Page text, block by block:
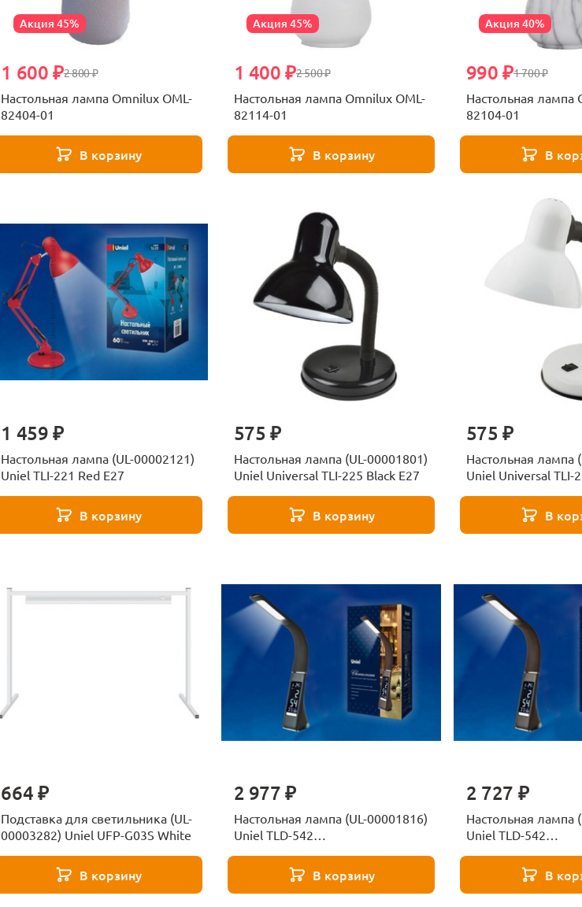
Акция 45%
2 800 ₽
1 600 ₽
Настольная лампа Omnilux OML-
82404-01
В корзину
Акция 45%
2 500 ₽
1 400 ₽
Настольная лампа Omnilux OML-
82114-01
В корзину
Акция 40%
1 700 ₽
990 ₽
Настольная лампа
82104-01
В
1 459 ₽
Настольная лампа (UL-00002121)
Uniel TLI-221 Red E27
В корзину
575 ₽
Настольная лампа (UL-00001801)
Uniel Universal TLI-225 Black E27
В корзину
575 ₽
Настольная лампа
Uniel Universal TLI-
В
664 ₽
Подставка для светильника (UL-
00003282) Uniel UFP-G03S White
В корзину
2 977 ₽
Настольная лампа (UL-00001816)
Uniel TLD-542
В корзину
2 727 ₽
Настольная лампа
Uniel TLD-542
В